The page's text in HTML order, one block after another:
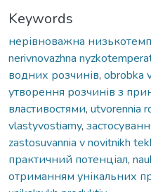
Keywords
нерівноважна
nerivnovazhna
водних розчинів, obrobka
утворення розчинів з
властивостями, utvorennia
vlastyvostiamy,
zastosuvannia v novitnikh
практичний потенціал,
отриманням унікальних